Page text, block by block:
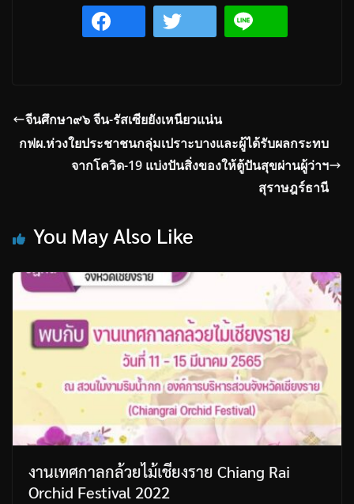
จีนศึกษา๙๖ จีน-รัสเซียยังเหนียวแน่น
กฟผ.ห่วงใยประชาชนกลุ่มเปราะบางและผู้ได้รับผลกระทบ
จากโควิด-19 แบ่งปันสิ่งของให้ตู้ปันสุขผ่านผู้ว่าฯ
สุราษฎร์ธานี
You May Also Like
งานเทศกาลกล้วยไม้เชียงราย Chiang Rai
Orchid Festival 2022